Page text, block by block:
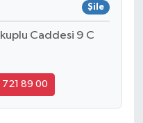
Şile
Caddesi 9 C
721 89 00